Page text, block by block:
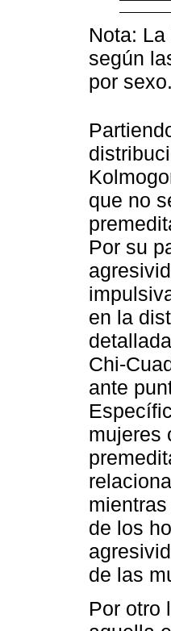
Nota:
según
por
que no
Por su
en la
Chi-
ante
mujeres
de los
de las
Por otro